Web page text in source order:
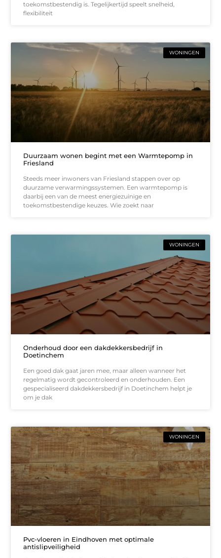
toekomstbestendig is. Tegelijkertijd speelt snelheid,
flexibiliteit
WONINGEN
Duurzaam wonen begint met een Warmtepomp in
Friesland
Steeds meer inwoners van Friesland stappen over op
duurzame verwarmingssystemen. Een warmtepomp is
daarbij een van de meest energiezuinige en
toekomstbestendige keuzes. Wie zoekt naar
WONINGEN
Onderhoud door een dakdekkersbedrijf in
Doetinchem
Een goed dak gaat jaren mee, maar alleen wanneer het
regelmatig wordt gecontroleerd en onderhouden. Een
gespecialiseerd dakdekkersbedrijf in Doetinchem helpt je
om je dak
WONINGEN
Pvc-vloeren in Eindhoven met optimale
antislipveiligheid